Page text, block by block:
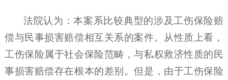
法院认为：本案系比较典型的涉及工伤保险赔
偿与民事损害赔偿相互关系的案件。从性质上看，
工伤保险属于社会保险范畴，与私权救济性质的民
事损害赔偿存在根本的差别。但是，由于工伤保险